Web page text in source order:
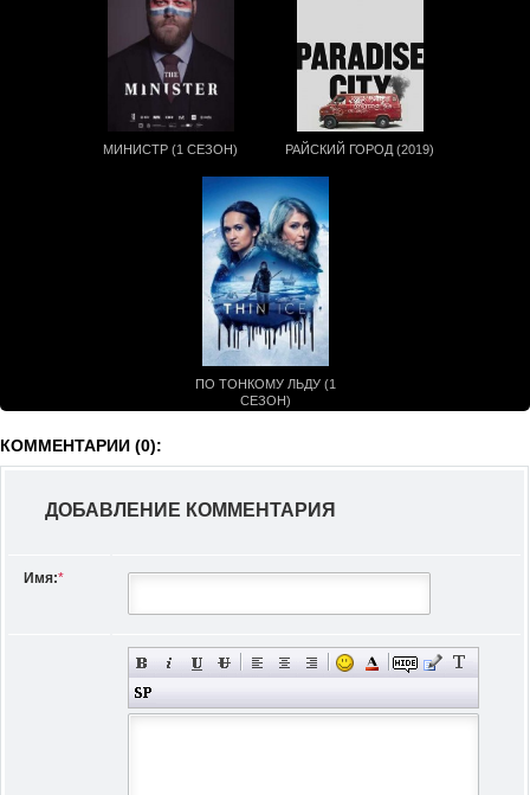
МИНИСТР (1 СЕЗОН) РАЙСКИЙ ГОРОД (2019)
ПО ТОНКОМУ ЛЬДУ (1
СЕЗОН)
КОММЕНТАРИИ (0):
ДОБАВЛЕНИЕ КОММЕНТАРИЯ
Имя:*